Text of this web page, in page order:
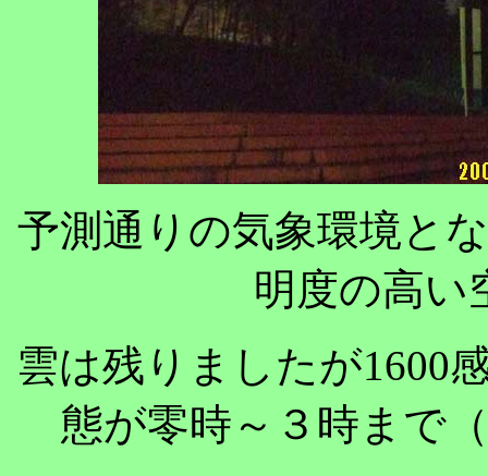
予測通りの気象環境と
明度の高い
雲は残りましたが1600
態が零時～３時まで